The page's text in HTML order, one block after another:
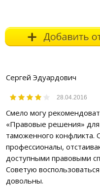
Сергей Эдуардович
28.04.2016
Смело могу
«Правовые решения»
таможенного
профессионалы,
доступными правовыми
Советую
довольны.